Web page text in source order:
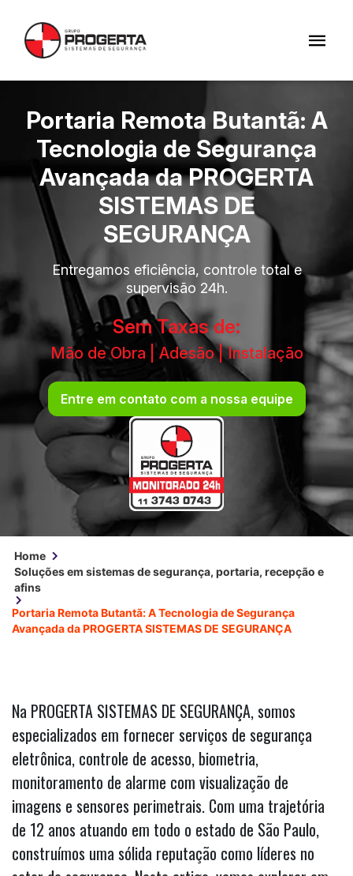
Portaria Remota Butantã: A
Tecnologia de Segurança
Avançada da PROGERTA
SISTEMAS DE
SEGURANÇA
Entregamos eficiência, controle total e
supervisão 24h.
Sem Taxas de:
Mão de Obra | Adesão | Instalação
Entre em contato com a nossa equipe
Home
Soluções em sistemas de segurança, portaria, recepção e
afins
Portaria Remota Butantã: A Tecnologia de Segurança
Avançada da PROGERTA SISTEMAS DE SEGURANÇA
Na PROGERTA SISTEMAS DE SEGURANÇA, somos
especializados em fornecer serviços de segurança
eletrônica, controle de acesso, biometria,
monitoramento de alarme com visualização de
imagens e sensores perimetrais. Com uma trajetória
de 12 anos atuando em todo o estado de São Paulo,
construímos uma sólida reputação como líderes no